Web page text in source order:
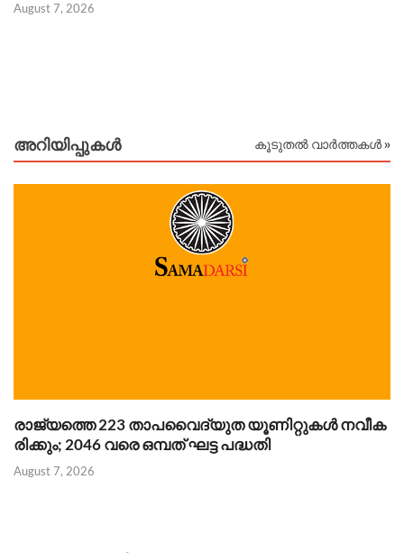
August 7, 2026
അറിയിപ്പുകള്‍ കൂടുതൽ വാർത്തകൾ »
രാജ്യത്തെ 223 താപവൈദ്യുത യൂണിറ്റുകൾ നവീക
രിക്കും; 2046 വരെ ഒമ്പത് ഘട്ട പദ്ധതി
August 7, 2026